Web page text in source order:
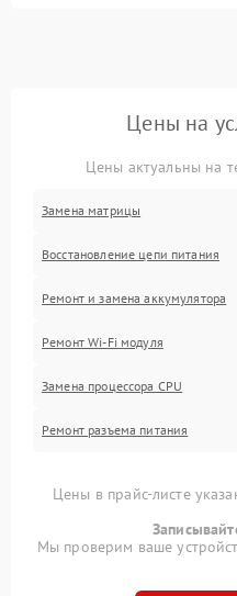
Цены на
Цены актуальны на
Замена матрицы
Восстановление цепи питания
Ремонт и замена аккумулятора
Ремонт Wi-Fi модуля
Замена процессора CPU
Ремонт разъема питания
Цены в прайс-листе
Мы проверим ваше